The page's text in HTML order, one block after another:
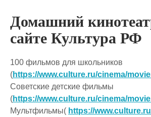
Домашний
сайте Культура РФ
100 фильмов для школьников
(https://www.culture.ru/cinema/
Советские детские фильмы
(https://www.culture.ru/cinema/
Мультфильмы( https://